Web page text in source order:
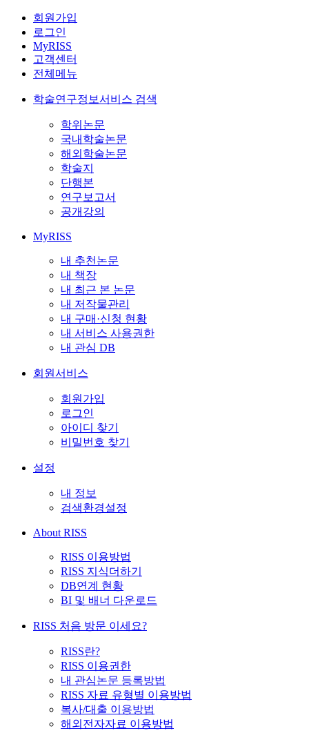
회원가입
로그인
MyRISS
고객센터
전체메뉴
학술연구정보서비스 검색
학위논문
국내학술논문
해외학술논문
학술지
단행본
연구보고서
공개강의
MyRISS
내 추천논문
내 책장
내 최근 본 논문
내 저작물관리
내 구매·신청 현황
내 서비스 사용권한
내 관심 DB
회원서비스
회원가입
로그인
아이디 찾기
비밀번호 찾기
설정
내 정보
검색환경설정
About RISS
RISS 이용방법
RISS 지식더하기
DB연계 현황
BI 및 배너 다운로드
RISS 처음 방문 이세요?
RISS란?
RISS 이용권한
내 관심논문 등록방법
RISS 자료 유형별 이용방법
복사/대출 이용방법
해외전자자료 이용방법